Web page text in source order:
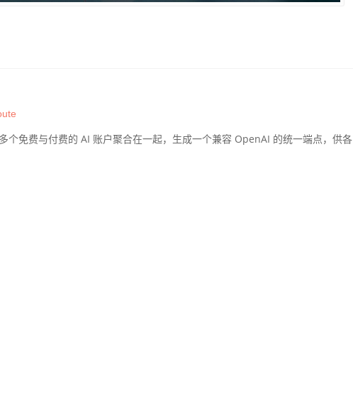
个免费与付费的 AI 账户聚合在一起，生成一个兼容 OpenAI 的统一端点，供各